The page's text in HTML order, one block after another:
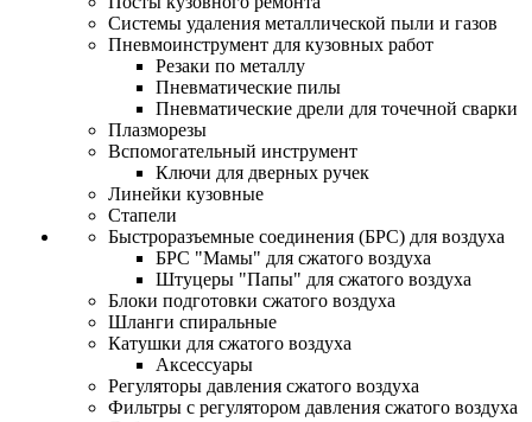
Системы удаления металлической пыли и газов
Пневмоинструмент для кузовных работ
Резаки по металлу
Пневматические пилы
Пневматические дрели для точечной сварки
Плазморезы
Вспомогательный инструмент
Ключи для дверных ручек
Линейки кузовные
Стапели
Быстроразъемные соединения (БРС) для воздуха
БРС "Мамы" для сжатого воздуха
Штуцеры "Папы" для сжатого воздуха
Блоки подготовки сжатого воздуха
Шланги спиральные
Катушки для сжатого воздуха
Аксессуары
Регуляторы давления сжатого воздуха
Фильтры с регулятором давления сжатого воздуха